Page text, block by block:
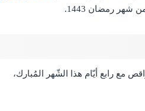
رمضان 1443.
مع رابع أيّام هذا الشّهر المُبارك،